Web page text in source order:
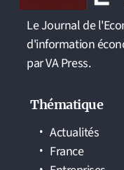
Le Journal de
d'information
par VA Press.
Thématique
Actualités
France